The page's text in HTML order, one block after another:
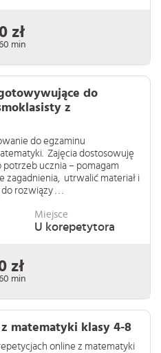
zł
min
do
z
do egzaminu
Zajęcia dostosowuję
ucznia – pomagam
zagadnienia, utrwalić materiał i
rozwiązy . . .
Miejsce
U korepetytora
zł
min
matematyki klasy 4-8
online z matematyki